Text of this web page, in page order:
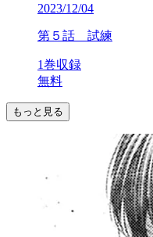
2023/12/04
第５話 試練
1巻収録
無料
もっと見る